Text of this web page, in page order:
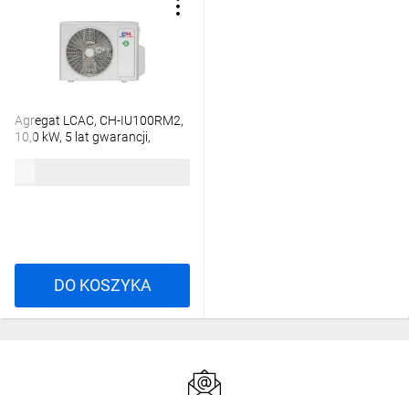
Agregat LCAC, CH-IU100RM2,
10,0 kW, 5 lat gwarancji,
DO KOSZYKA